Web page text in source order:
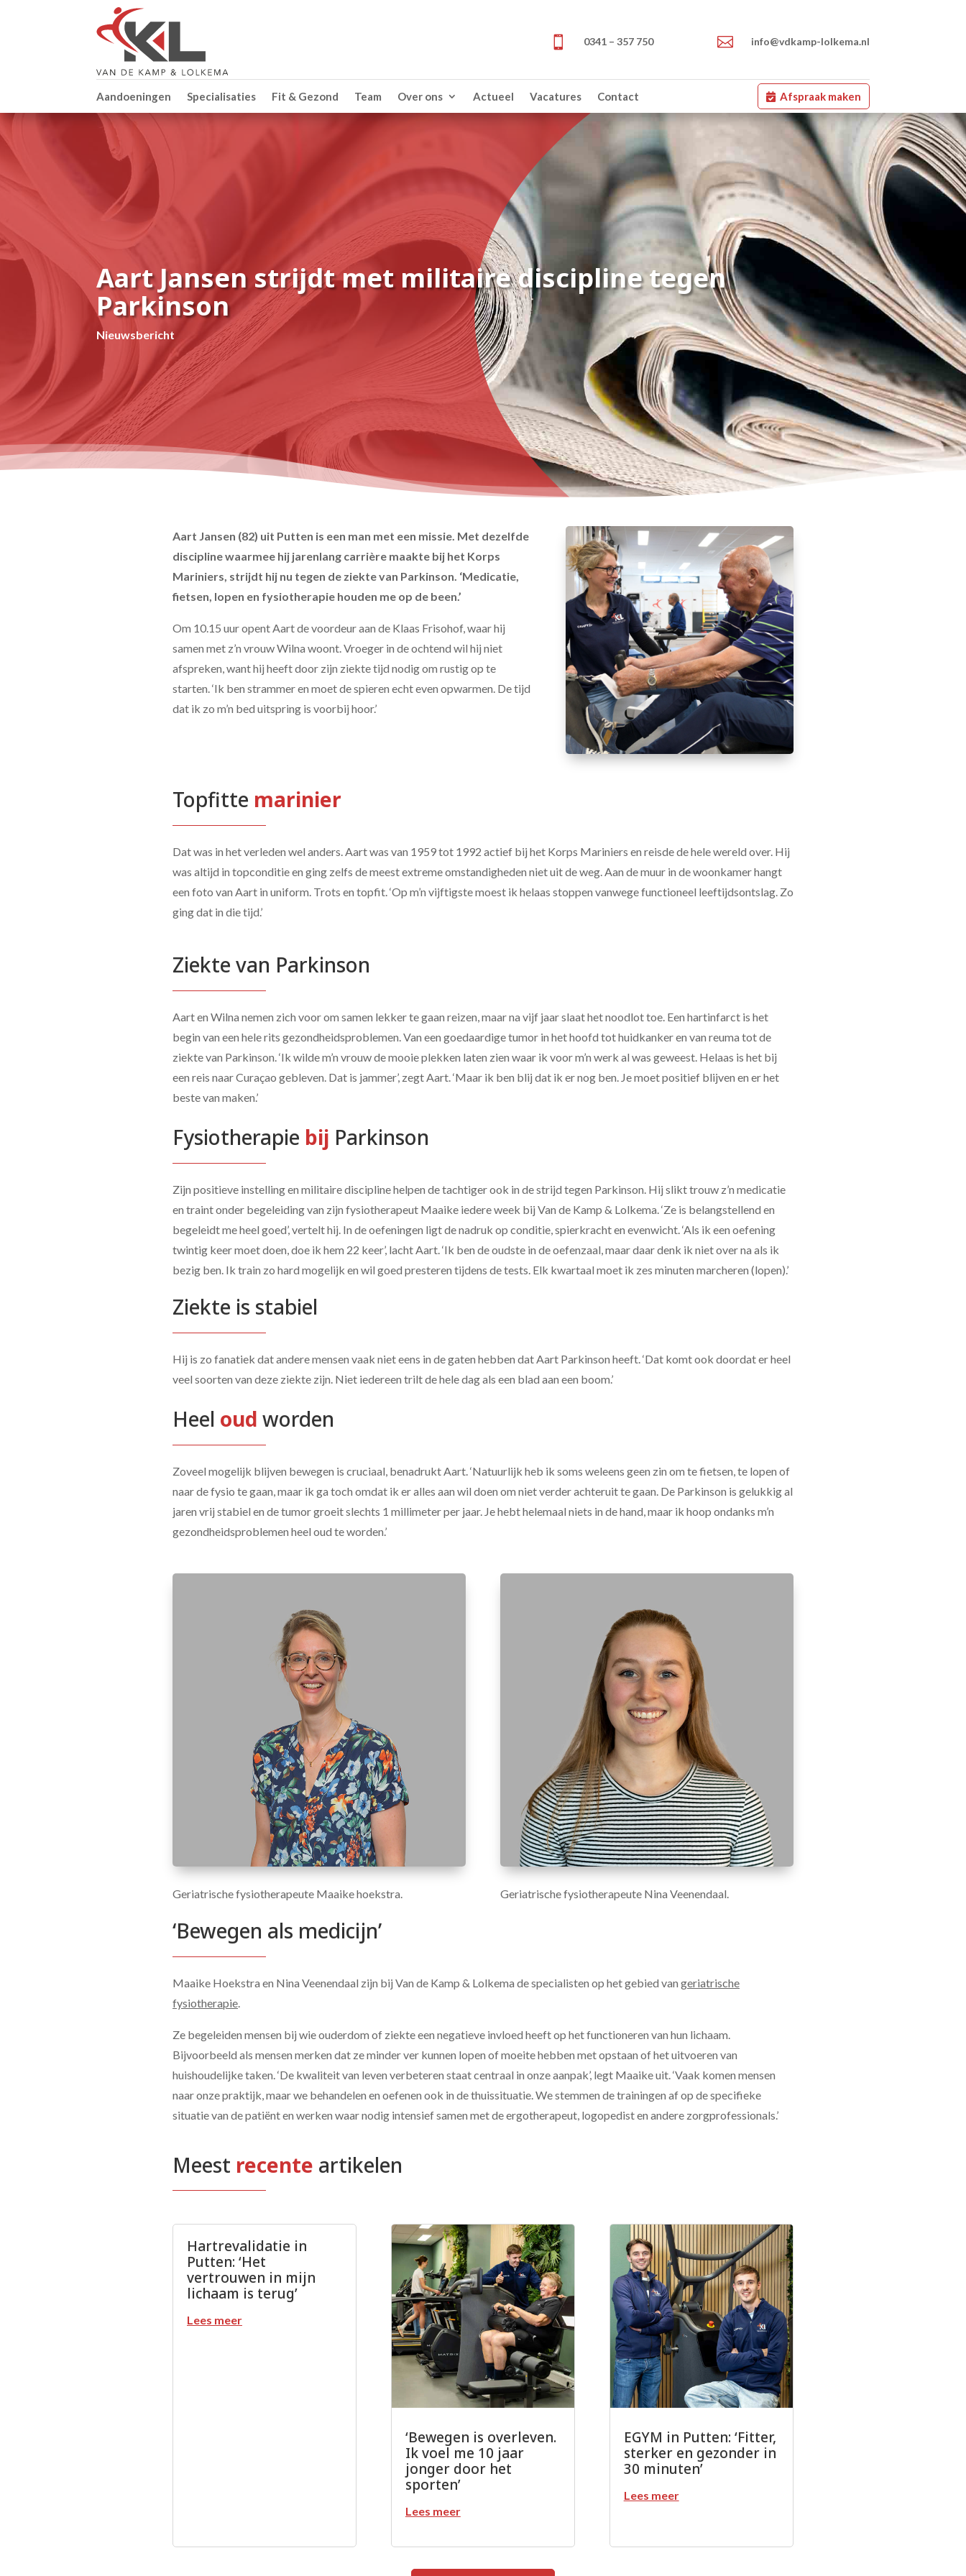
 0341 – 357 750  info@vdkamp-lolkema.nl
Aandoeningen Specialisaties Fit & Gezond Team Over ons Actueel Vacatures Contact Afspraak maken
Aart Jansen strijdt met militaire discipline tegen
Parkinson
Nieuwsbericht
Aart Jansen (82) uit Putten is een man met een missie. Met dezelfde
discipline waarmee hij jarenlang carrière maakte bij het Korps
Mariniers, strijdt hij nu tegen de ziekte van Parkinson. ‘Medicatie,
fietsen, lopen en fysiotherapie houden me op de been.’
Om 10.15 uur opent Aart de voordeur aan de Klaas Frisohof, waar hij
samen met z’n vrouw Wilna woont. Vroeger in de ochtend wil hij niet
afspreken, want hij heeft door zijn ziekte tijd nodig om rustig op te
starten. ‘Ik ben strammer en moet de spieren echt even opwarmen. De tijd
dat ik zo m’n bed uitspring is voorbij hoor.’
Topfitte marinier
Dat was in het verleden wel anders. Aart was van 1959 tot 1992 actief bij het Korps Mariniers en reisde de hele wereld over. Hij
was altijd in topconditie en ging zelfs de meest extreme omstandigheden niet uit de weg. Aan de muur in de woonkamer hangt
een foto van Aart in uniform. Trots en topfit. ‘Op m’n vijftigste moest ik helaas stoppen vanwege functioneel leeftijdsontslag. Zo
ging dat in die tijd.’
Ziekte van Parkinson
Aart en Wilna nemen zich voor om samen lekker te gaan reizen, maar na vijf jaar slaat het noodlot toe. Een hartinfarct is het
begin van een hele rits gezondheidsproblemen. Van een goedaardige tumor in het hoofd tot huidkanker en van reuma tot de
ziekte van Parkinson. ‘Ik wilde m’n vrouw de mooie plekken laten zien waar ik voor m’n werk al was geweest. Helaas is het bij
een reis naar Curaçao gebleven. Dat is jammer’, zegt Aart. ‘Maar ik ben blij dat ik er nog ben. Je moet positief blijven en er het
beste van maken.’
Fysiotherapie bij Parkinson
Zijn positieve instelling en militaire discipline helpen de tachtiger ook in de strijd tegen Parkinson. Hij slikt trouw z’n medicatie
en traint onder begeleiding van zijn fysiotherapeut Maaike iedere week bij Van de Kamp & Lolkema. ‘Ze is belangstellend en
begeleidt me heel goed’, vertelt hij. In de oefeningen ligt de nadruk op conditie, spierkracht en evenwicht. ‘Als ik een oefening
twintig keer moet doen, doe ik hem 22 keer’, lacht Aart. ‘Ik ben de oudste in de oefenzaal, maar daar denk ik niet over na als ik
bezig ben. Ik train zo hard mogelijk en wil goed presteren tijdens de tests. Elk kwartaal moet ik zes minuten marcheren (lopen).’
Ziekte is stabiel
Hij is zo fanatiek dat andere mensen vaak niet eens in de gaten hebben dat Aart Parkinson heeft. ‘Dat komt ook doordat er heel
veel soorten van deze ziekte zijn. Niet iedereen trilt de hele dag als een blad aan een boom.’
Heel oud worden
Zoveel mogelijk blijven bewegen is cruciaal, benadrukt Aart. ‘Natuurlijk heb ik soms weleens geen zin om te fietsen, te lopen of
naar de fysio te gaan, maar ik ga toch omdat ik er alles aan wil doen om niet verder achteruit te gaan. De Parkinson is gelukkig al
jaren vrij stabiel en de tumor groeit slechts 1 millimeter per jaar. Je hebt helemaal niets in de hand, maar ik hoop ondanks m’n
gezondheidsproblemen heel oud te worden.’
Geriatrische fysiotherapeute Maaike hoekstra. Geriatrische fysiotherapeute Nina Veenendaal.
‘Bewegen als medicijn’
Maaike Hoekstra en Nina Veenendaal zijn bij Van de Kamp & Lolkema de specialisten op het gebied van geriatrische
fysiotherapie.
Ze begeleiden mensen bij wie ouderdom of ziekte een negatieve invloed heeft op het functioneren van hun lichaam.
Bijvoorbeeld als mensen merken dat ze minder ver kunnen lopen of moeite hebben met opstaan of het uitvoeren van
huishoudelijke taken. ‘De kwaliteit van leven verbeteren staat centraal in onze aanpak’, legt Maaike uit. ‘Vaak komen mensen
naar onze praktijk, maar we behandelen en oefenen ook in de thuissituatie. We stemmen de trainingen af op de specifieke
situatie van de patiënt en werken waar nodig intensief samen met de ergotherapeut, logopedist en andere zorgprofessionals.’
Meest recente artikelen
Hartrevalidatie in
Putten: ‘Het
vertrouwen in mijn
lichaam is terug’
Lees meer
‘Bewegen is overleven.
Ik voel me 10 jaar
jonger door het
sporten’
Lees meer
EGYM in Putten: ‘Fitter,
sterker en gezonder in
30 minuten’
Lees meer